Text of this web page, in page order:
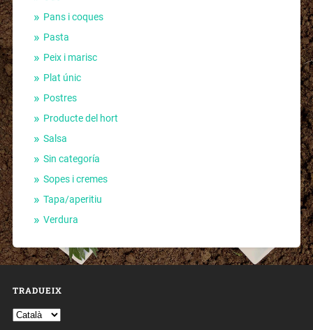
Pans i coques
Pasta
Peix i marisc
Plat únic
Postres
Producte del hort
Salsa
Sin categoría
Sopes i cremes
Tapa/aperitiu
Verdura
TRADUEIX